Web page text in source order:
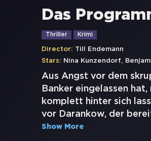
Das
Thriller Krimi
Director: Till Endemann
Stars: Nina Kunzendorf,
Aus Angst vor dem
Banker eingelassen
komplett hinter sich
vor Darankow, der
Show More